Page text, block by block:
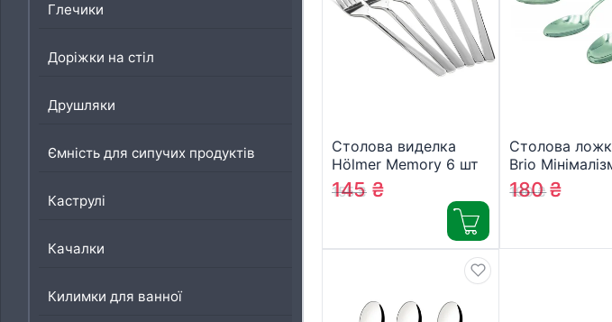
Глечики
Доріжки на стіл
Друшляки
Ємність для сипучих продуктів
Каструлі
Качалки
Килимки для ванної
Столова виделка
Hölmer Memory 6 шт
(FK-011856-SS
Memory)
155₴
145 ₴
Столова
Brio
(CB-3208)
190₴
180₴